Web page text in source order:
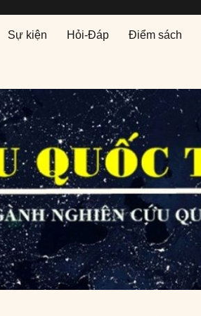
Sự kiện Hỏi-Đáp Điểm sách